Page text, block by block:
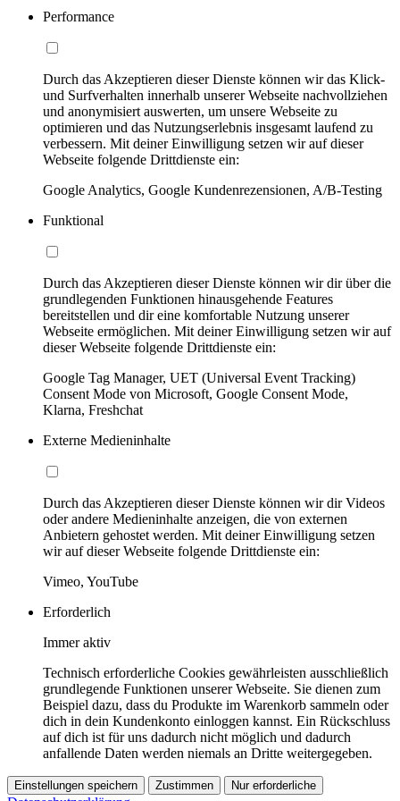
Performance
Durch das Akzeptieren dieser Dienste können wir das Klick-
und Surfverhalten innerhalb unserer Webseite nachvollziehen
und anonymisiert auswerten, um unsere Webseite zu
optimieren und das Nutzungserlebnis insgesamt laufend zu
verbessern. Mit deiner Einwilligung setzen wir auf dieser
Webseite folgende Drittdienste ein:
Google Analytics, Google Kundenrezensionen, A/B-Testing
Funktional
Durch das Akzeptieren dieser Dienste können wir dir über die
grundlegenden Funktionen hinausgehende Features
bereitstellen und dir eine komfortable Nutzung unserer
Webseite ermöglichen. Mit deiner Einwilligung setzen wir auf
dieser Webseite folgende Drittdienste ein:
Google Tag Manager, UET (Universal Event Tracking)
Consent Mode von Microsoft, Google Consent Mode,
Klarna, Freshchat
Externe Medieninhalte
Durch das Akzeptieren dieser Dienste können wir dir Videos
oder andere Medieninhalte anzeigen, die von externen
Anbietern gehostet werden. Mit deiner Einwilligung setzen
wir auf dieser Webseite folgende Drittdienste ein:
Vimeo, YouTube
Erforderlich
Immer aktiv
Technisch erforderliche Cookies gewährleisten ausschließlich
grundlegende Funktionen unserer Webseite. Sie dienen zum
Beispiel dazu, dass du Produkte im Warenkorb sammeln oder
dich in dein Kundenkonto einloggen kannst. Ein Rückschluss
auf dich ist für uns dadurch nicht möglich und dadurch
anfallende Daten werden niemals an Dritte weitergegeben.
Einstellungen speichern Zustimmen Nur erforderliche